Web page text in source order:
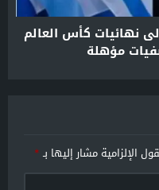
إلى نهائيات كأس العالم
الإلزامية مشار إليها بـ*